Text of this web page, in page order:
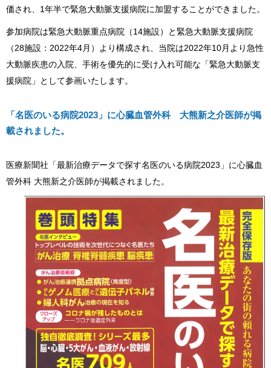
価され、1年半で緊急大動脈支援病院に加盟することができました。
参加病院は緊急大動脈重点病院（14施設）と緊急大動脈支援病院
（28施設：2022年4月）より構成され、当院は2022年10月より急性
大動脈疾患の入院、手術を優先的に受け入れ可能な「緊急大動脈支
援病院」として参画いたします。
「名医のいる病院2023」に心臓血管外科 大熊新之介医師が掲
載されました。
医療新聞社「最新治療データで探す名医のいる病院2023」に心臓血
管外科 大熊新之介医師が掲載されました。